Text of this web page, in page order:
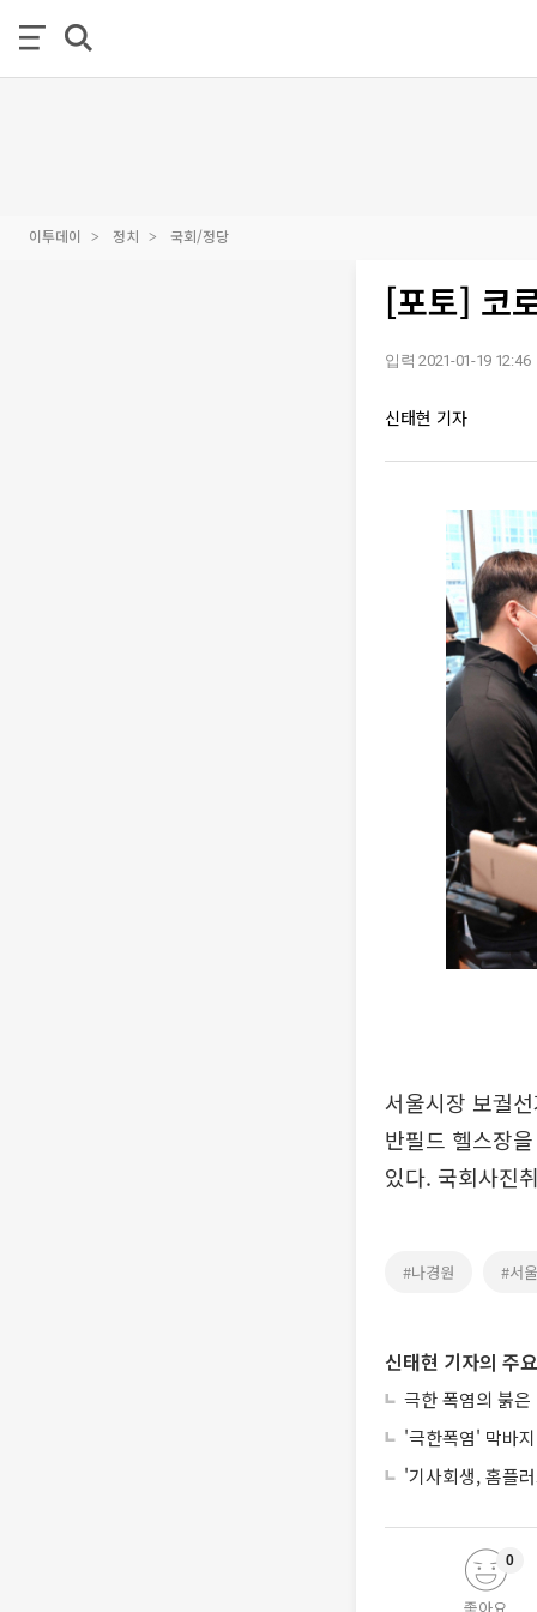
이투데이 정치 국회/정당
[포토] 코
입력 2021-01-19 12:46
신태현 기자
서울시장 보궐
반필드 헬스장
있다. 국회사진
#나경원 #서
신태현 기자의 주
극한 폭염의 붉은
'극한폭염' 막바
'기사회생, 홈플
0